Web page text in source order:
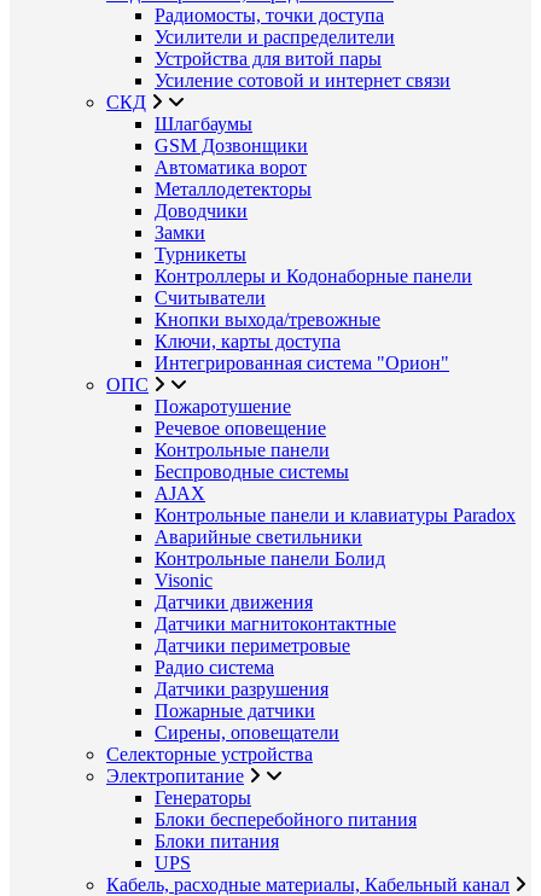
Радиомосты, точки доступа
Усилители и распределители
Устройства для витой пары
Усиление сотовой и интернет связи
СКД
Шлагбаумы
GSM Дозвонщики
Автоматика ворот
Металлодетекторы
Доводчики
Замки
Турникеты
Контроллеры и Кодонаборные панели
Считыватели
Кнопки выхода/тревожные
Ключи, карты доступа
Интегрированная система "Орион"
ОПС
Пожаротушение
Речевое оповещение
Контрольные панели
Беспроводные системы
AJAX
Контрольные панели и клавиатуры Paradox
Аварийные светильники
Контрольные панели Болид
Visonic
Датчики движения
Датчики магнитоконтактные
Датчики периметровые
Радио система
Датчики разрушения
Пожарные датчики
Сирены, оповещатели
Селекторные устройства
Электропитание
Генераторы
Блоки бесперебойного питания
Блоки питания
UPS
Кабель, расходные материалы, Кабельный канал